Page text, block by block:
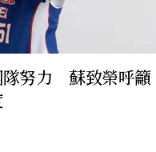
隊努力 蘇致榮呼籲